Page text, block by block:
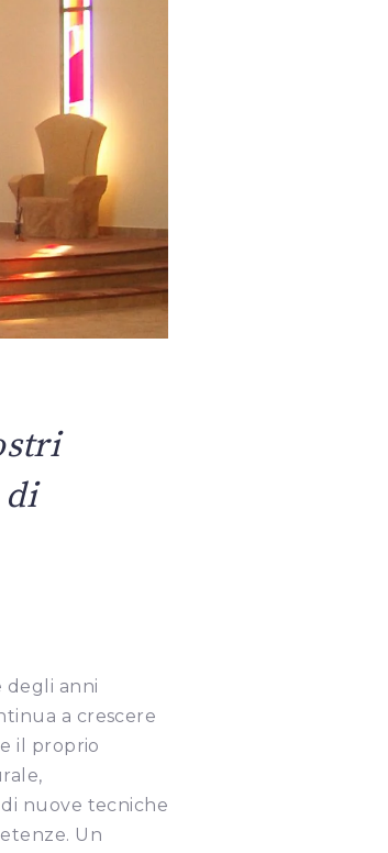
degli anni
a crescere
il proprio
nuove tecniche
Un